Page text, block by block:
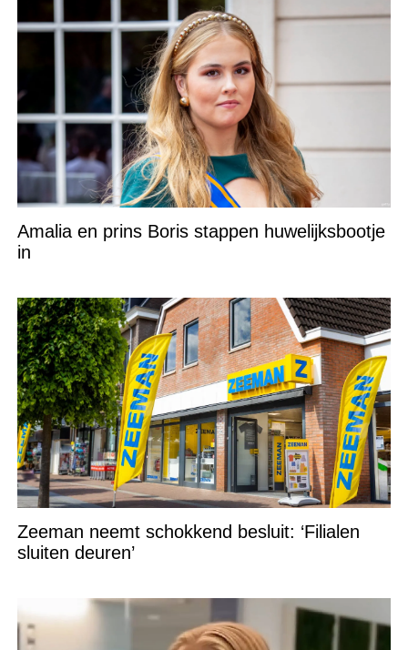
Amalia en prins Boris stappen huwelijksbootje
in
Zeeman neemt schokkend besluit: ‘Filialen
sluiten deuren’